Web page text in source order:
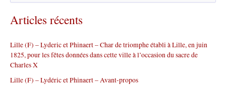
h
e
c
h
e
r
Articles récents
Lille (F) – Lyderic et Phinaert – Char de triomphe établi à Lille, en juin
1825, pour les fêtes données dans cette ville à l’occasion du sacre de
Charles X
Lille (F) – Lydéric et Phinaert – Avant-propos